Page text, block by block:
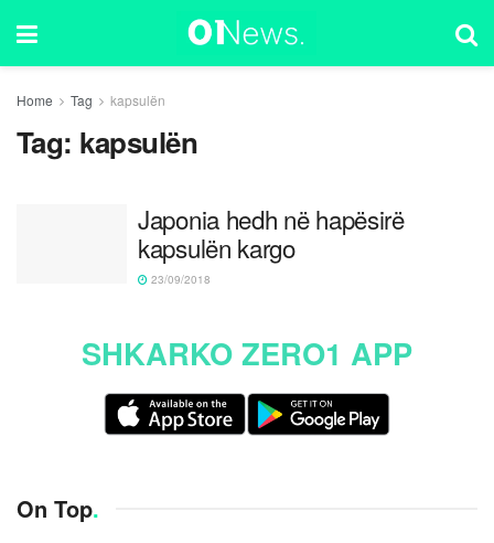
Home Tag kapsulën
Tag: kapsulën
Japonia hedh në hapësirë
kapsulën kargo
23/09/2018
SHKARKO ZERO1 APP
On Top.